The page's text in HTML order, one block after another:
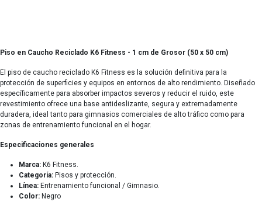
Piso en Caucho Reciclado K6 Fitness - 1 cm de Grosor (50 x 50 cm)
El piso de caucho reciclado K6 Fitness es la solución definitiva para la
protección de superficies y equipos en entornos de alto rendimiento. Diseñado
específicamente para absorber impactos severos y reducir el ruido, este
revestimiento ofrece una base antideslizante, segura y extremadamente
duradera, ideal tanto para gimnasios comerciales de alto tráfico como para
zonas de entrenamiento funcional en el hogar.
Especificaciones generales
Marca: K6 Fitness.
Categoría: Pisos y protección.
Línea: Entrenamiento funcional / Gimnasio.
Color: Negro